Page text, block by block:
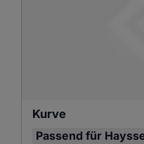
Kurve
Passend für